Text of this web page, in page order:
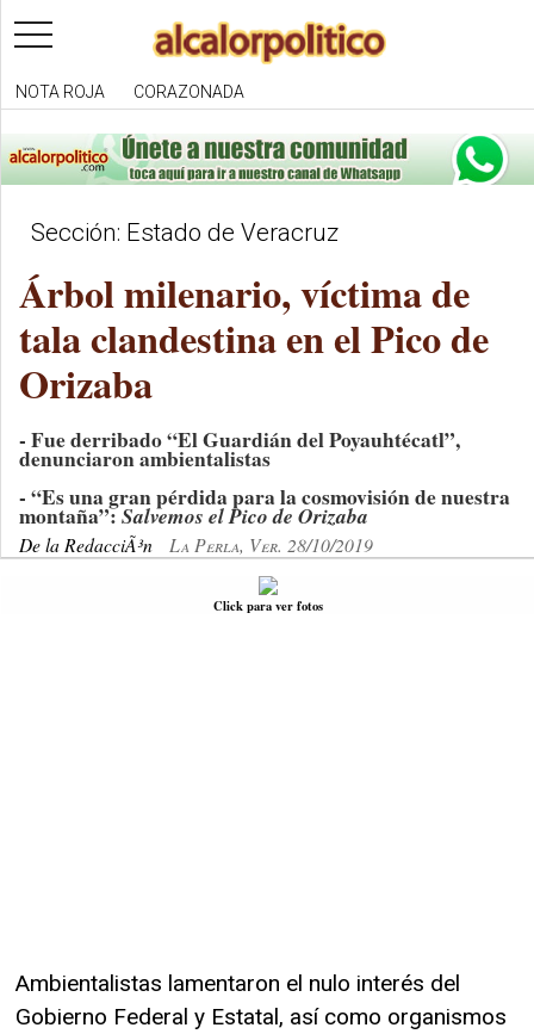
toggle
navigation
NOTA ROJA CORAZONADA
Sección: Estado de Veracruz
Árbol milenario, víctima de
tala clandestina en el Pico de
Orizaba
- Fue derribado “El Guardián del Poyauhtécatl”,
denunciaron ambientalistas
- “Es una gran pérdida para la cosmovisión de nuestra
montaña”:Salvemos el Pico de Orizaba
De la RedacciÃ³n La Perla, Ver. 28/10/2019
Click para ver fotos
Ambientalistas lamentaron el nulo interés del
Gobierno Federal y Estatal, así como organismos